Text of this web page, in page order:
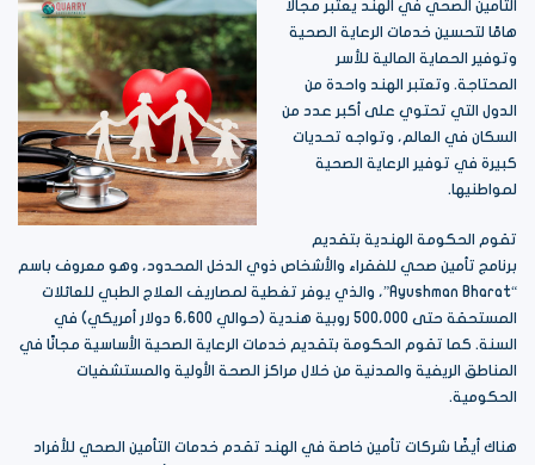
التأمين الصحي في الهند يعتبر مجالًا
هامًا لتحسين خدمات الرعاية الصحية
وتوفير الحماية المالية للأسر
المحتاجة. وتعتبر الهند واحدة من
الدول التي تحتوي على أكبر عدد من
السكان في العالم، وتواجه تحديات
كبيرة في توفير الرعاية الصحية
لمواطنيها.
تقوم الحكومة الهندية بتقديم
برنامج تأمين صحي للفقراء والأشخاص ذوي الدخل المحدود، وهو معروف باسم
“Ayushman Bharat”، والذي يوفر تغطية لمصاريف العلاج الطبي للعائلات
المستحقة حتى 500،000 روبية هندية (حوالي 6،600 دولار أمريكي) في
السنة. كما تقوم الحكومة بتقديم خدمات الرعاية الصحية الأساسية مجانًا في
المناطق الريفية والمدنية من خلال مراكز الصحة الأولية والمستشفيات
الحكومية.
هناك أيضًا شركات تأمين خاصة في الهند تقدم خدمات التأمين الصحي للأفراد